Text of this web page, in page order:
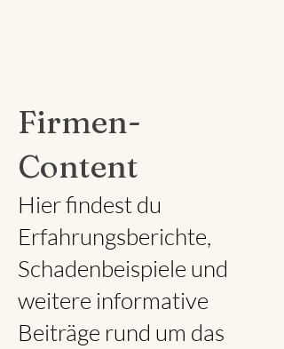
Firmen-
Content
Hier findest du
Erfahrungsberichte,
Schadenbeispiele und
weitere informative
Beiträge rund um das